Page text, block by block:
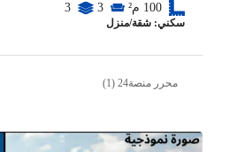
100 م² 3
3
سكني: شقة/منزل
محرر منصة24 (1)